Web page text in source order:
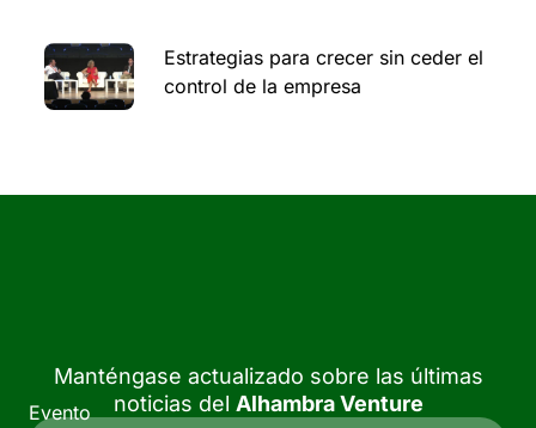
Estrategias para crecer sin ceder el
control de la empresa
Evento
Manténgase actualizado sobre las últimas
noticias del Alhambra Venture